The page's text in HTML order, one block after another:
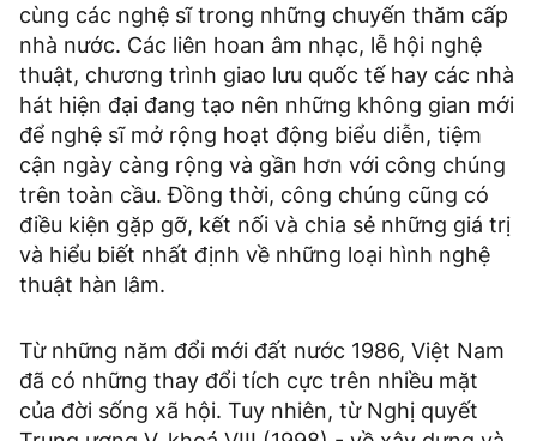
cùng các nghệ sĩ trong những chuyến thăm cấp
nhà nước. Các liên hoan âm nhạc, lễ hội nghệ
thuật, chương trình giao lưu quốc tế hay các nhà
hát hiện đại đang tạo nên những không gian mới
để nghệ sĩ mở rộng hoạt động biểu diễn, tiệm
cận ngày càng rộng và gần hơn với công chúng
trên toàn cầu. Đồng thời, công chúng cũng có
điều kiện gặp gỡ, kết nối và chia sẻ những giá trị
và hiểu biết nhất định về những loại hình nghệ
thuật hàn lâm.
Từ những năm đổi mới đất nước 1986, Việt Nam
đã có những thay đổi tích cực trên nhiều mặt
của đời sống xã hội. Tuy nhiên, từ Nghị quyết